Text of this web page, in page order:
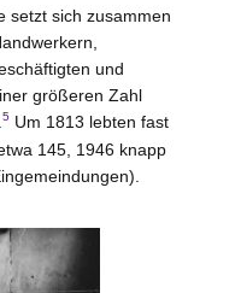
setzt sich zusammen
und
größeren Zahl
5Um 1813 lebten fast
145, 1946 knapp